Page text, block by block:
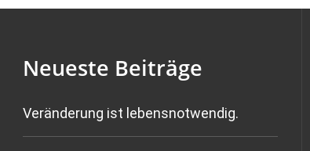
Neueste Beiträge
Veränderung ist lebensnotwendig.